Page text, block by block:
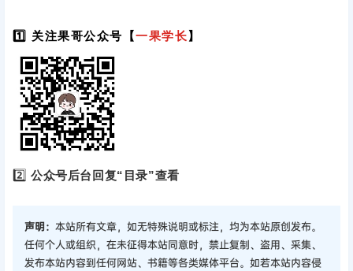
1️⃣ 关注果哥公众号【一果学长】
2️⃣公众号后台回复“目录”查看
声明： 本站所有文章，如无特殊说明或标注，均为本站原创发布。
任何个人或组织，在未征得本站同意时，禁止复制、盗用、采集、
发布本站内容到任何网站、书籍等各类媒体平台。如若本站内容侵